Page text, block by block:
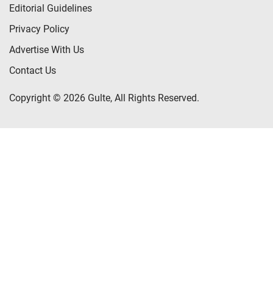
Editorial Guidelines
Privacy Policy
Advertise With Us
Contact Us
Copyright © 2026 Gulte, All Rights Reserved.